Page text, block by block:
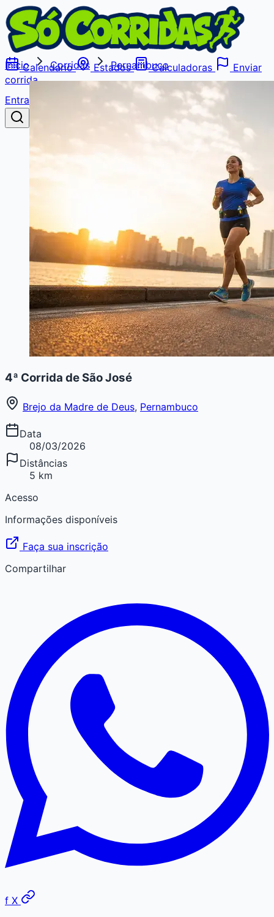
Calendário Estados Calculadoras
Enviar
corrida
Entrar
Início Corridas Pernambuco
4ª Corrida de São José
Brejo da Madre de Deus, Pernambuco
Data
08/03/2026
Distâncias
5 km
Acesso
Informações disponíveis
Faça sua inscrição
Compartilhar
f X